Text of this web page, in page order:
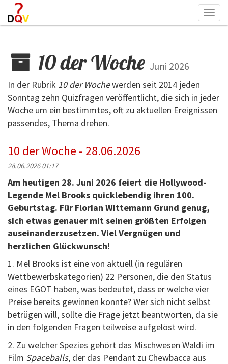
10 der WocheJuni 2026
In der Rubrik 10 der Wochewerden seit 2014 jeden
Sonntag zehn Quizfragen veröffentlicht, die sich in jeder
Woche um ein bestimmtes, oft zu aktuellen Ereignissen
passendes, Thema drehen.
10 der Woche - 28.06.2026
28.06.2026 01:17
Am heutigen 28. Juni 2026 feiert die Hollywood-
Legende Mel Brooks quicklebendig ihren 100.
Geburtstag. Für Florian Wittemann Grund genug,
sich etwas genauer mit seinen größten Erfolgen
auseinanderzusetzen. Viel Vergnügen und
herzlichen Glückwunsch!
1. Mel Brooks ist eine von aktuell (in regulären
Wettbewerbskategorien) 22 Personen, die den Status
eines EGOT haben, was bedeutet, dass er welche vier
Preise bereits gewinnen konnte? Wer sich nicht selbst
betrügen will, sollte die Frage jetzt beantworten, da sie
in den folgenden Fragen teilweise aufgelöst wird.
2. Zu welcher Spezies gehört das Mischwesen Waldi im
Film Spaceballs, der das Pendant zu Chewbacca aus